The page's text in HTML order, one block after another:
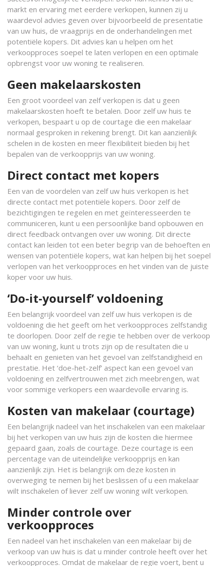
markt en ervaring met eerdere verkopen, kunnen zij u
waardevol advies geven over bijvoorbeeld de presentatie
van uw huis, de vraagprijs en de onderhandelingen met
potentiële kopers. Dit advies kan u helpen om het
verkoopproces soepel te laten verlopen en een optimale
opbrengst voor uw woning te realiseren.
Geen makelaarskosten
Een groot voordeel van zelf verkopen is dat u geen
makelaarskosten hoeft te betalen. Door zelf uw huis te
verkopen, bespaart u op de courtage die een makelaar
normaal gesproken in rekening brengt. Dit kan aanzienlijk
schelen in de kosten en meer flexibiliteit bieden bij het
bepalen van de verkoopprijs van uw woning.
Direct contact met kopers
Een van de voordelen van zelf uw huis verkopen is het
directe contact met potentiële kopers. Door zelf de
bezichtigingen te regelen en met geïnteresseerden te
communiceren, kunt u een persoonlijke band opbouwen en
direct feedback ontvangen over uw woning. Dit directe
contact kan leiden tot een beter begrip van de behoeften en
wensen van potentiële kopers, wat kan helpen bij het soepel
verlopen van het verkoopproces en het vinden van de juiste
koper voor uw huis.
‘Do-it-yourself’ voldoening
Een belangrijk voordeel van zelf uw huis verkopen is de
voldoening die het geeft om het verkoopproces zelfstandig
te doorlopen. Door zelf de regie te hebben over de verkoop
van uw woning, kunt u trots zijn op de resultaten die u
behaalt en genieten van het gevoel van zelfstandigheid en
prestatie. Het ‘doe-het-zelf’ aspect kan een gevoel van
voldoening en zelfvertrouwen met zich meebrengen, wat
voor sommige verkopers een waardevolle ervaring is.
Kosten van makelaar (courtage)
Een belangrijk nadeel van het inschakelen van een makelaar
bij het verkopen van uw huis zijn de kosten die hiermee
gepaard gaan, zoals de courtage. Deze courtage is een
percentage van de uiteindelijke verkoopprijs en kan
aanzienlijk zijn. Het is belangrijk om deze kosten in
overweging te nemen bij het beslissen of u een makelaar
wilt inschakelen of liever zelf uw woning wilt verkopen.
Minder controle over
verkoopproces
Een nadeel van het inschakelen van een makelaar bij de
verkoop van uw huis is dat u minder controle heeft over het
verkoopproces. Omdat de makelaar de regie voert, bent u